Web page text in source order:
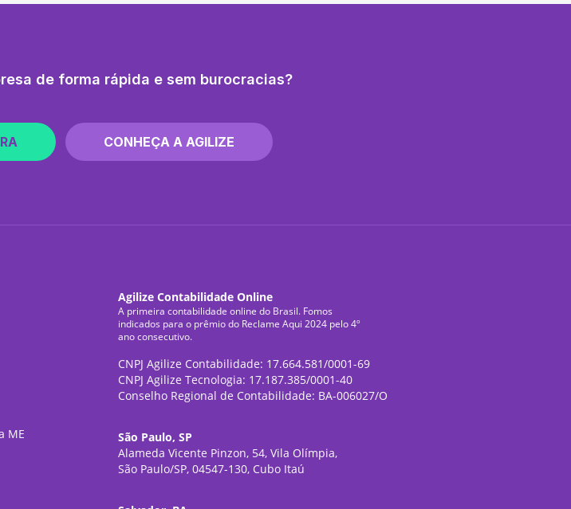
de forma rápida e sem burocracias?
CONHEÇA A AGILIZE
ME
Agilize Contabilidade Online
A primeira contabilidade online do Brasil. Fomos
indicados para o prêmio do Reclame Aqui 2024 pelo 4º
ano consecutivo.
CNPJ Agilize Contabilidade: 17.664.581/0001-69
CNPJ Agilize Tecnologia: 17.187.385/0001-40
Conselho Regional de Contabilidade: BA-006027/O
São Paulo, SP
Alameda Vicente Pinzon, 54, Vila Olímpia,
São Paulo/SP, 04547-130, Cubo Itaú